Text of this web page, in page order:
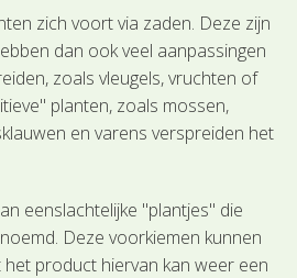
zich voort via zaden. Deze zijn
dan ook veel aanpassingen
zoals vleugels, vruchten of
planten, zoals mossen,
en varens verspreiden het
eenslachtelijke "plantjes" die
Deze voorkiemen kunnen
product hiervan kan weer een